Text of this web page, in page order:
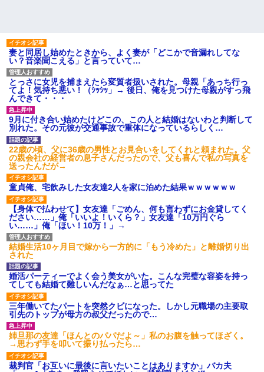
みようとしただけ☆』義兄「泥
は出てけ！二度と来るな！」結
果・・・
私「初めて飲む味だけどなん
のお茶？」彼「ちっ！」私「」
【GIF】JSのカンチョーワロ
タ
後続車にクラクションを鳴ら
され彼氏が逆切れ。「何クラク
ション鳴らしてんだ！降りてこ
いよ！」と怒鳴りだし...
【衝撃】報酬100万円超の治験
募集がこちらｗｗｗｗｗ(※画像
あり)
【ネット騒然】惨殺されたタ
ワマン頂き女子のこの動画、す
げえええええｗｗｗｗｗｗｗｗ
ｗｗｗ
【愕然】白のクラウン俺氏、
高速道路左車線を制限速度で走
った結果wwwwwwwwwwww
百年の恋12-899 食べた量を
張り合ってくる
【悲報】佐藤輝明・・・２軍
でも盛大にやらかす←あまり悲
しませないでくれ
妻と同居し始めたときから、よく妻が「どこかで音漏れしてな
い？音楽聞こえる」と言っていて…
とっさに女児を捕まえたら変質者扱いされた。母親「あっち行っ
てよ！気持ち悪い！（ｼｯｼｯ」→ 後日、俺を見つけた母親がすっ飛
んできて・・・
9月に付き合い始めたけどこの、この人と結婚はないわと判断して
別れた。その元彼が交通事故で重体になっているらしく…
22歳の頃、父に36歳の男性とお見合いをしてくれと頼まれた。父
の親会社の経営者の息子さんだったので、父も喜んで私の写真を
送ったんだが→
童貞俺、宅飲みした女友達2人を家に泊めた結果ｗｗｗｗｗｗ
【身体で払わせて】女友達「ごめん、何も言わずにお金貸してく
ださい……」俺「いいよ！いくら？」女友達「10万円ぐら
い……」俺「ほい！10万！」→
結婚生活10ヶ月目で嫁から一方的に「もう冷めた」と離婚切り出
された
婚活パーティーでよく会う美女がいた。こんな完璧な容姿を持っ
てしても結婚て難しいんだなぁ…と思ってた
三年働いてたパートを突然クビになった。しかし元職場の主要取
引先のトップが母方の叔父だったので…
姉旦那の友達「ほんとのパパだよ～」私のお腹を触ってほざく。
→思わず手を叩いて振り払ったら…
裁判官「お互いに最後に言いたいことはありますか」バカ夫